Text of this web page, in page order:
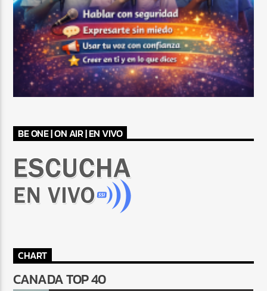
BE ONE | ON AIR | EN VIVO
CHART
CANADA TOP 40